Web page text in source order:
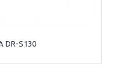
DR-S130